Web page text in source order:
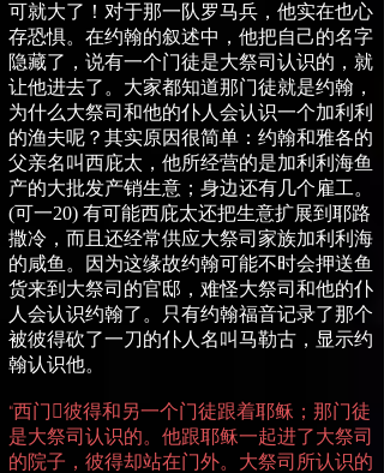
可就大了！对于那一队罗马兵，他实在也心
存恐惧。在约翰的叙述中，他把自己的名字
隐藏了，说有一个门徒是大祭司认识的，就
让他进去了。 大家都知道那门徒就是约翰，
为什么大祭司和他的仆人会认识一个加利利
的渔夫呢？其实原因很简单：约翰和雅各的
父亲名叫西庇太，他所经营的是加利利海鱼
产的大批发产销生意；身边还有几个雇工。
(可一20) 有可能西庇太还把生意扩展到耶路
撒冷，而且还经常供应大祭司家族加利利海
的咸鱼。因为这缘故约翰可能不时会押送鱼
货来到大祭司的官邸，难怪大祭司和他的仆
人会认识约翰了。只有约翰福音记录了那个
被彼得砍了一刀的仆人名叫马勒古，显示约
翰认识他。
“西门 彼得和另一个门徒跟着耶稣；那门徒
是大祭司认识的。他跟耶稣一起进了大祭司
的院子，彼得却站在门外。大祭司所认识的